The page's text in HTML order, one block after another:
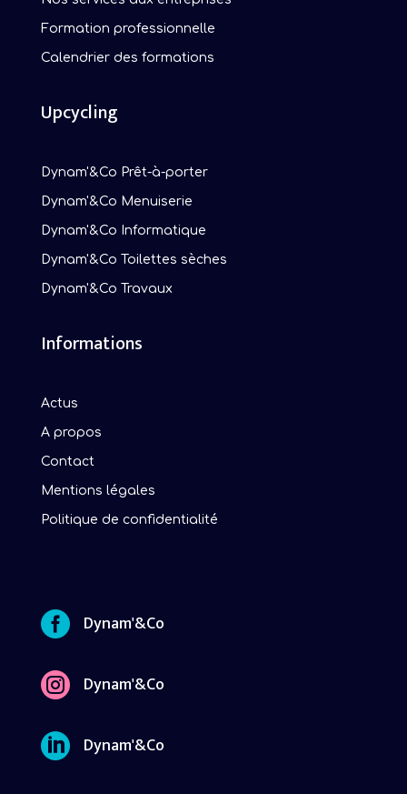
Formation professionnelle
Calendrier des formations
Upcycling
Dynam'&Co Prêt-à-porter
Dynam'&Co Menuiserie
Dynam'&Co Informatique
Dynam'&Co Toilettes sèches
Dynam'&Co Travaux
Informations
Actus
A propos
Contact
Mentions légales
Politique de confidentialité
 Dynam'&Co
 Dynam'&Co
 Dynam'&Co